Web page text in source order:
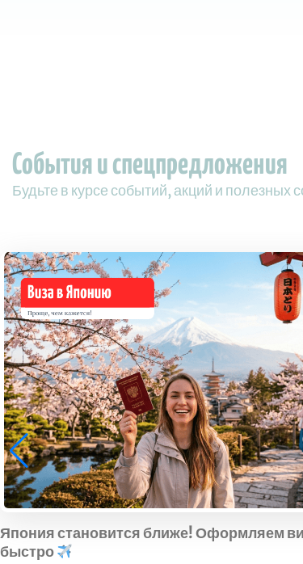
События и спецпредложения
Будьте в курсе событий, акций и полезных
Япония становится ближе! Оформляем
быстро